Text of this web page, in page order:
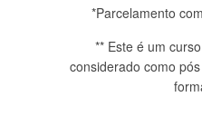
*Parcelamento
** Este é um
considerado como